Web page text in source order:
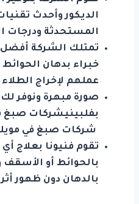
الديكور وأحدث
المستحدثة ودرجات
تمتلك الشركة أفضل
خبراء بدهان
عملهم لإخراج
صورة مبهرة ونوفر
بفلبينيشركات صبغ
شركات صبغ في
تقوم فنيونا بعلاج
بالحوائط أو
بالدهان دون ظهور